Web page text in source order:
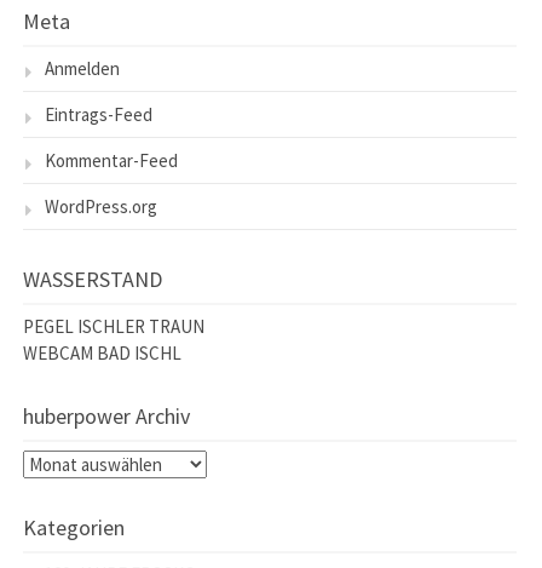
Meta
Anmelden
Eintrags-Feed
Kommentar-Feed
WordPress.org
WASSERSTAND
PEGEL ISCHLER TRAUN
WEBCAM BAD ISCHL
huberpower Archiv
huberpower
Kategorien